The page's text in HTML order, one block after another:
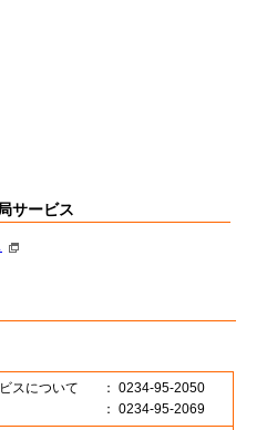
サービス
スについて
： 0234-95-2050
： 0234-95-2069